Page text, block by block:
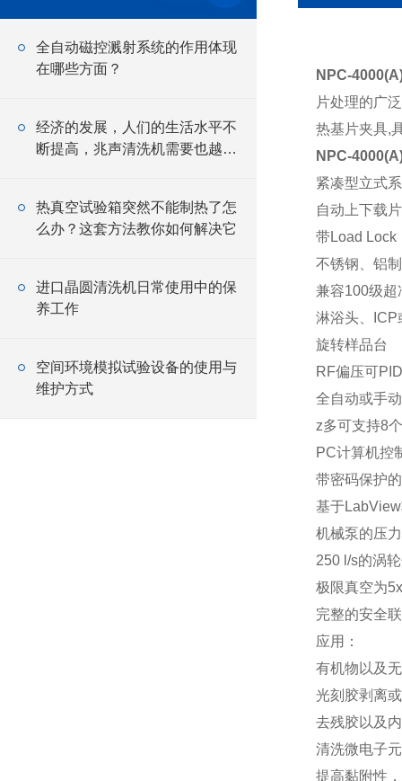
全自动磁控溅射系统的作用体现
在哪些方面？
经济的发展，人们的生活水平不
断提高，兆声清洗机需要也越来
热真空试验箱突然不能制热了怎
么办？这套方法教你如何解决它
进口晶圆清洗机日常使用中的保
养工作
空间环境模拟试验设备的使用与
维护方式
NPC-
片处理的广
热基片夹具,
NPC-
紧凑型立式
自动上下载片
带Load Lock
不锈钢、铝
兼容100级超
淋浴头、
ICP
旋转样品台
RF偏压可PID
全自动或手动
z多可支持8个
PC计算机控
带密码保护
基于LabView
机械泵的压
250 l/s的涡
极限真空为
完整的安全
应用：
有机物以及
光刻胶剥离
去残胶以及
清洗微电子
提高黏附性